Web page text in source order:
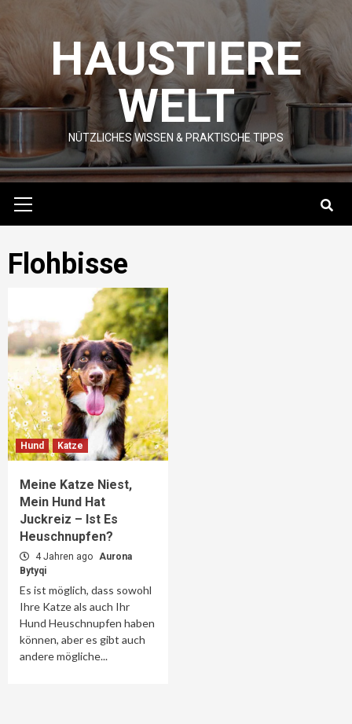
content HAUSTIERE
WELT
NÜTZLICHES WISSEN & PRAKTISCHE TIPPS
Menu
Flohbisse
Hund Katze
Meine Katze Niest,
Mein Hund Hat
Juckreiz – Ist Es
Heuschnupfen?
4 Jahren ago Aurona
Bytyqi
Es ist möglich, dass sowohl
Ihre Katze als auch Ihr
Hund Heuschnupfen haben
können, aber es gibt auch
andere mögliche...